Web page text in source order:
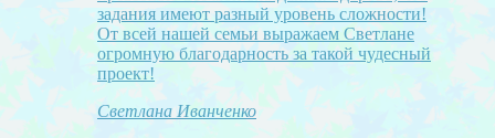
задания имеют разный уровень сложности!
От всей нашей семьи выражаем Светлане
огромную благодарность за такой чудесный
проект!
Светлана Иванченко